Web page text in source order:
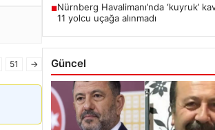
51 →
■Nürnberg Havalimanı’nda ‘kuyruk’
11 yolcu uçağa alınmadı
Güncel